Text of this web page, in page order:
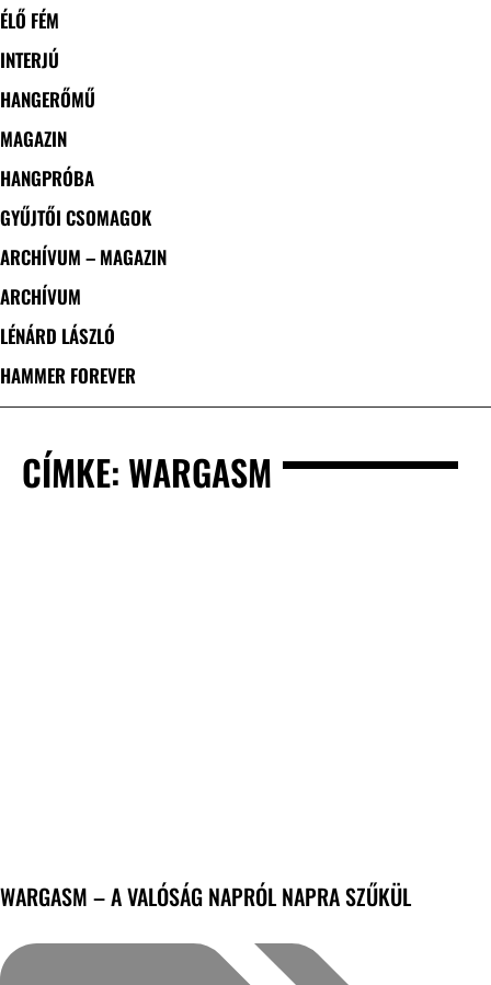
ÉLŐ FÉM
INTERJÚ
HANGERŐMŰ
MAGAZIN
HANGPRÓBA
GYŰJTŐI CSOMAGOK
ARCHÍVUM – MAGAZIN
ARCHÍVUM
LÉNÁRD LÁSZLÓ
HAMMER FOREVER
CÍMKE: WARGASM
WARGASM – A VALÓSÁG NAPRÓL NAPRA SZŰKÜL